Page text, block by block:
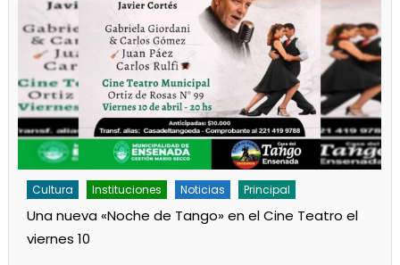
Cultura Noticias Principal
«Los Remolinos» revolucionan Punta Lara con su
Carnaval Barrial